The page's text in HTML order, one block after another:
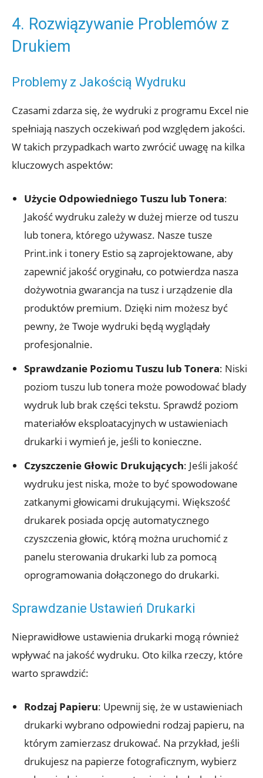
4. Rozwiązywanie Problemów z
Drukiem
Problemy z Jakością Wydruku
Czasami zdarza się, że wydruki z programu Excel nie
spełniają naszych oczekiwań pod względem jakości.
W takich przypadkach warto zwrócić uwagę na kilka
kluczowych aspektów:
Użycie Odpowiedniego Tuszu lub Tonera:
Jakość wydruku zależy w dużej mierze od tuszu
lub tonera, którego używasz. Nasze tusze
Print.ink i tonery Estio są zaprojektowane, aby
zapewnić jakość oryginału, co potwierdza nasza
dożywotnia gwarancja na tusz i urządzenie dla
produktów premium. Dzięki nim możesz być
pewny, że Twoje wydruki będą wyglądały
profesjonalnie.
Sprawdzanie Poziomu Tuszu lub Tonera: Niski
poziom tuszu lub tonera może powodować blady
wydruk lub brak części tekstu. Sprawdź poziom
materiałów eksploatacyjnych w ustawieniach
drukarki i wymień je, jeśli to konieczne.
Czyszczenie Głowic Drukujących: Jeśli jakość
wydruku jest niska, może to być spowodowane
zatkanymi głowicami drukującymi. Większość
drukarek posiada opcję automatycznego
czyszczenia głowic, którą można uruchomić z
panelu sterowania drukarki lub za pomocą
oprogramowania dołączonego do drukarki.
Sprawdzanie Ustawień Drukarki
Nieprawidłowe ustawienia drukarki mogą również
wpływać na jakość wydruku. Oto kilka rzeczy, które
warto sprawdzić:
Rodzaj Papieru: Upewnij się, że w ustawieniach
drukarki wybrano odpowiedni rodzaj papieru, na
którym zamierzasz drukować. Na przykład, jeśli
drukujesz na papierze fotograficznym, wybierz